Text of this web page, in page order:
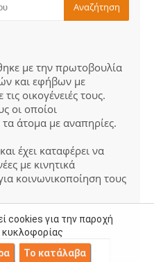
με την πρωτοβουλία
και εφήβων με
οικογένειές τους.
οι οποίοι
άτομα με αναπηρίες.
έχει καταφέρει να
με κινητικά
κοινωνικοποίηση τους
cookies για την παροχή
κυκλοφορίας
Το κατάλαβα